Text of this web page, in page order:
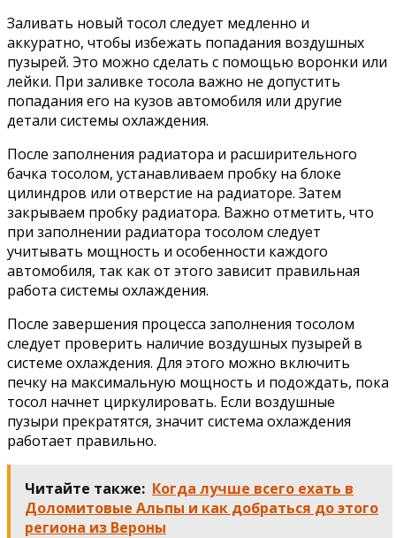
Заливать новый тосол следует медленно и
аккуратно, чтобы избежать попадания воздушных
пузырей. Это можно сделать с помощью воронки или
лейки. При заливке тосола важно не допустить
попадания его на кузов автомобиля или другие
детали системы охлаждения.
После заполнения радиатора и расширительного
бачка тосолом, устанавливаем пробку на блоке
цилиндров или отверстие на радиаторе. Затем
закрываем пробку радиатора. Важно отметить, что
при заполнении радиатора тосолом следует
учитывать мощность и особенности каждого
автомобиля, так как от этого зависит правильная
работа системы охлаждения.
После завершения процесса заполнения тосолом
следует проверить наличие воздушных пузырей в
системе охлаждения. Для этого можно включить
печку на максимальную мощность и подождать, пока
тосол начнет циркулировать. Если воздушные
пузыри прекратятся, значит система охлаждения
работает правильно.
Читайте также: Когда лучше всего ехать в
Доломитовые Альпы и как добраться до этого
региона из Вероны